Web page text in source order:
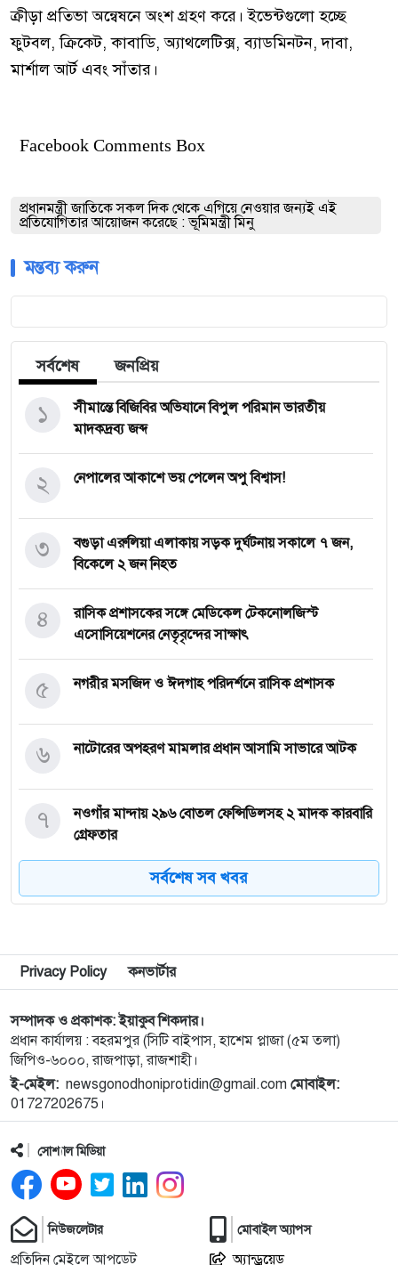
ক্রীড়া প্রতিভা অন্বেষনে অংশ গ্রহণ করে। ইভেন্টগুলো হচ্ছে
ফুটবল, ক্রিকেট, কাবাডি, অ্যাথলেটিক্স, ব্যাডমিনটন, দাবা,
মার্শাল আর্ট এবং সাঁতার।
Facebook Comments Box
প্রধানমন্ত্রী জাতিকে সকল দিক থেকে এগিয়ে নেওয়ার জন্যই এই
প্রতিযোগিতার আয়োজন করেছে : ভূমিমন্ত্রী মিনু
মন্তব্য করুন
সর্বশেষ জনপ্রিয়
সীমান্তে বিজিবির অভিযানে বিপুল পরিমান ভারতীয়
মাদকদ্রব্য জব্দ
১
নেপালের আকাশে ভয় পেলেন অপু বিশ্বাস!
২
বগুড়া এরুলিয়া এলাকায় সড়ক দুর্ঘট্নায় সকালে ৭ জন,
বিকেলে ২ জন নিহত
৩
রাসিক প্রশাসকের সঙ্গে মেডিকেল টেকনোলজিস্ট
এসোসিয়েশনের নেতৃবৃন্দের সাক্ষাৎ
৪
নগরীর মসজিদ ও ঈদগাহ পরিদর্শনে রাসিক প্রশাসক
৫
নাটোরের অপহরণ মামলার প্রধান আসামি সাভারে আটক
৬
নওগাঁর মান্দায় ২৯৬ বোতল ফেন্সিডিলসহ ২ মাদক কারবারি
গ্রেফতার
৭
কিডনি রোগে আক্রান্ত অসহায় রোগীর পাশে পুঠিয়ার
এসিল্যান্ড
৮
নগরীতে মাদকবিরোধী বিশেষ টিমের অভিযানে মাদক
ব্যবসায়ী স্বামী-স্ত্রী গ্রেপ্তার
৯
নগরীতে মাদক বিরোধী পৃথক অভিযানে নারীসহ গ্রেপ্তার ৪
১০
নগরীতে মাসব্যাপী বৃক্ষরোপণ ও চারা বিতরণ কর্মসূচির
উদ্বোধন
১১
থাইল্যান্ডে স্কুলে গুলিতে নিহত ৪, আহত ১৫ শিক্ষার্থী
১২
গণমাধ্যম শক্তিশালী হলেই গণতন্ত্র শক্তিশালী হবে: মির্জা
১৩
সর্বশেষ সব খবর
Privacy Policy কনভার্টার
সম্পাদক ও প্রকাশক: ইয়াকুব শিকদার।
প্রধান কার্যালয় : বহরমপুর (সিটি বাইপাস, হাশেম প্লাজা (৫ম তলা)
জিপিও-৬০০০, রাজপাড়া, রাজশাহী।
ই-মেইল: newsgonodhoniprotidin@gmail.com মোবাইল:
01727202675।
সোশ্যাল মিডিয়া
নিউজলেটার
প্রতিদিন মেইলে আপডেট
মোবাইল অ্যাপস
অ্যান্ড্রয়েড